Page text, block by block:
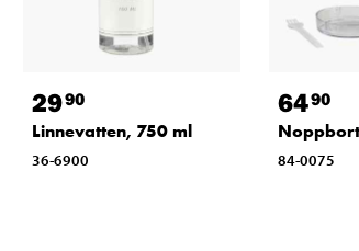
2990
Linnevatten, 750 ml
36-6900
6490
84-0075